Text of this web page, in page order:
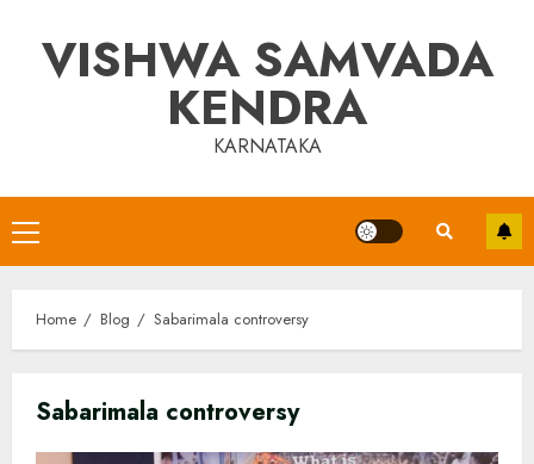
contentVISHWA SAMVADA
KENDRA
KARNATAKA
Primary
Menu
Home Blog Sabarimala controversy
Sabarimala controversy